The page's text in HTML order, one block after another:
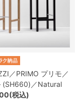
／PRIMO プリモ／
(SH660)／Natural
税込)